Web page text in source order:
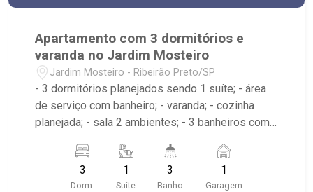
Apartamento com 3 dormitórios e
varanda no Jardim Mosteiro
Jardim Mosteiro - Ribeirão Preto/SP
- 3 dormitórios planejados sendo 1 suíte; - área
de serviço com banheiro; - varanda; - cozinha
planejada; - sala 2 ambientes; - 3 banheiros com
próximo ao Shopping Santa Ursula, Bar do
Nelson, Stone Wall
3
Dorm.
1
Suite
3
Banho
1
Garagem